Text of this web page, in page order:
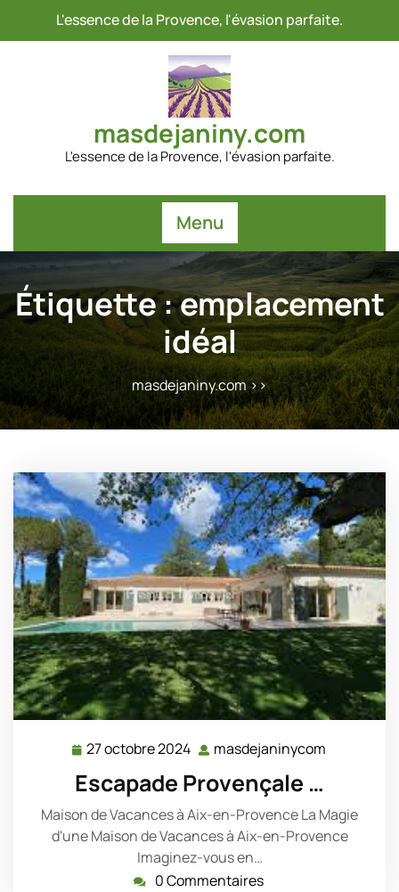
L'essence de la Provence, l'évasion parfaite.
masdejaniny.com
L'essence de la Provence, l'évasion parfaite.
Menu
Étiquette :emplacement
idéal
masdejaniny.com>>
27 octobre 2024 27
octobre
2024
masdejaninycom
Escapade Provençale …
Maison de Vacances à Aix-en-Provence La Magie
d'une Maison de Vacances à Aix-en-Provence
Imaginez-vous en…
0 Commentaires